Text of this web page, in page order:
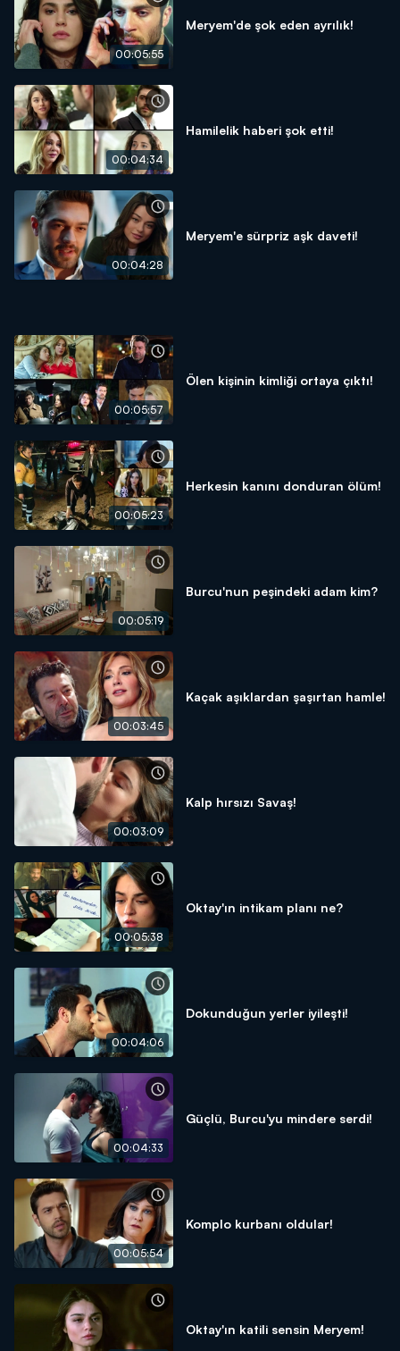
00:05:55
Meryem'de şok eden ayrılık!
00:04:34
Hamilelik haberi şok etti!
00:04:28
Meryem'e sürpriz aşk daveti!
00:05:57
Ölen kişinin kimliği ortaya çıktı!
00:05:23
Herkesin kanını donduran ölüm!
00:05:19
Burcu'nun peşindeki adam kim?
00:03:45
Kaçak aşıklardan şaşırtan hamle!
00:03:09
Kalp hırsızı Savaş!
00:05:38
Oktay'ın intikam planı ne?
00:04:06
Dokunduğun yerler iyileşti!
00:04:33
Güçlü, Burcu'yu mindere serdi!
00:05:54
Komplo kurbanı oldular!
Oktay'ın katili sensin Meryem!